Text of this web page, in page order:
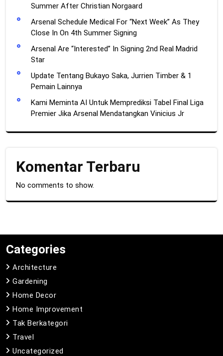
Summer After Christian Norgaard
Arsenal Schedule Medical For “Next Week” As They
Close In On 4th Summer Signing
Arsenal Are “Interested” In Signing 2nd Real Madrid
Star
Update Tentang Bukayo Saka, Jurrien Timber & 1
Pemain Lainnya
Kami Meminta AI Untuk Memprediksi Tabel Final Liga
Premier Jika Arsenal Mendatangkan Vinicius Jr
Komentar Terbaru
No comments to show.
Categories
Architecture
Gardening
Home Decor
Home Improvement
Tak Berkategori
Travel
Uncategorized